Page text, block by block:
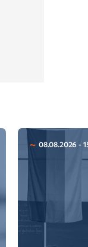
08.08.2026 -